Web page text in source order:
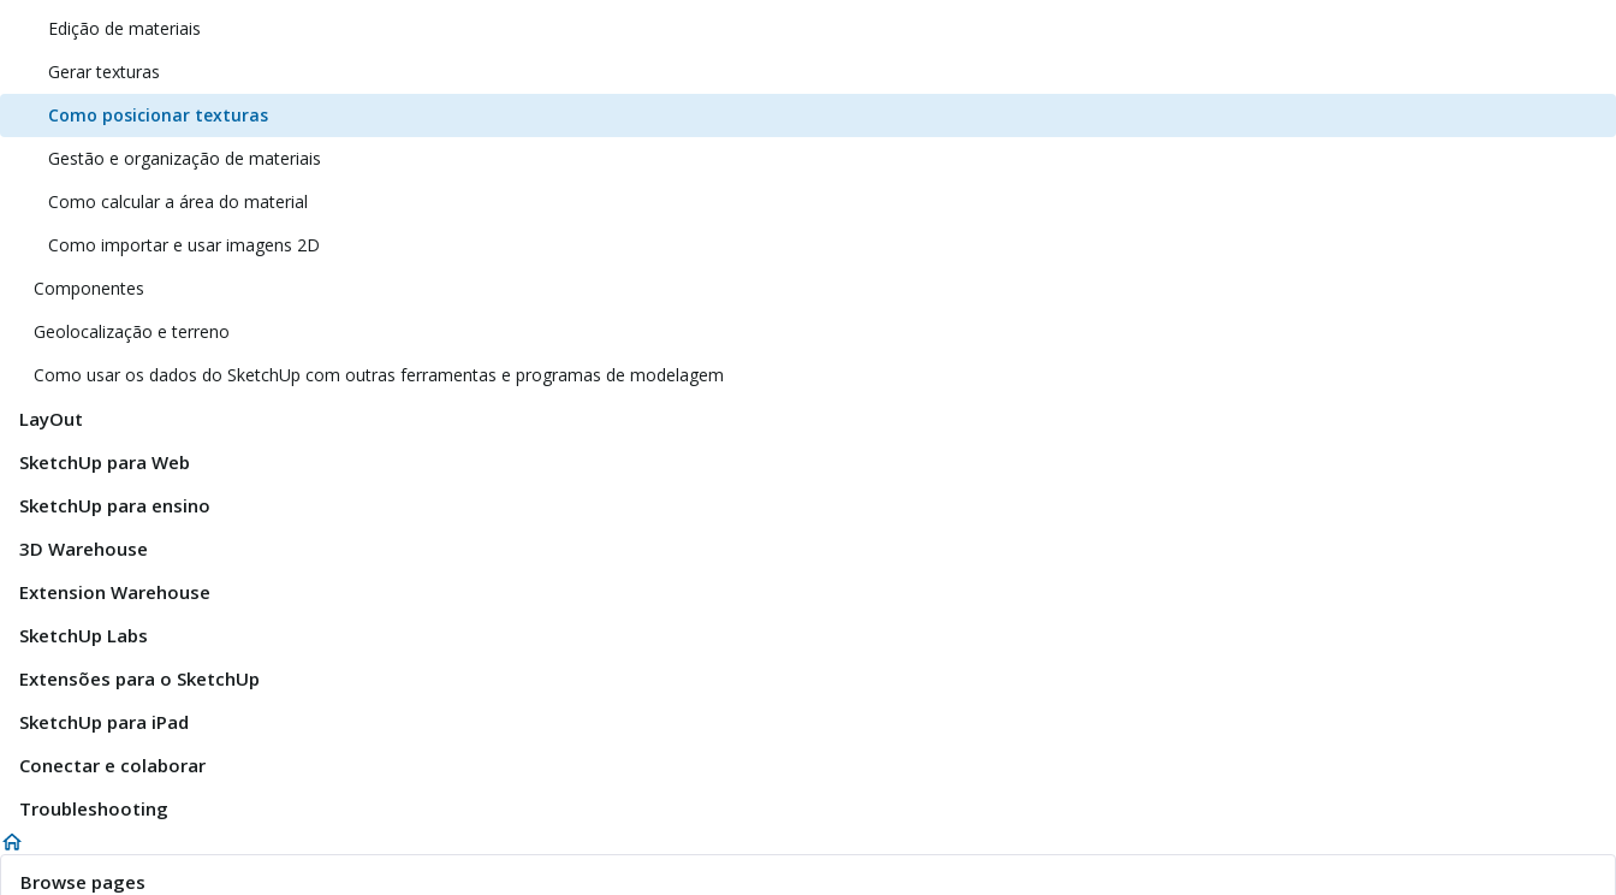
Edição de materiais
Gerar texturas
Como posicionar texturas
Gestão e organização de materiais
Como calcular a área do material
Como importar e usar imagens 2D
Componentes
Geolocalização e terreno
Como usar os dados do SketchUp com outras ferramentas e programas de modelagem
LayOut
SketchUp para Web
SketchUp para ensino
3D Warehouse
Extension Warehouse
SketchUp Labs
Extensões para o SketchUp
SketchUp para iPad
Conectar e colaborar
Troubleshooting
Browse pages